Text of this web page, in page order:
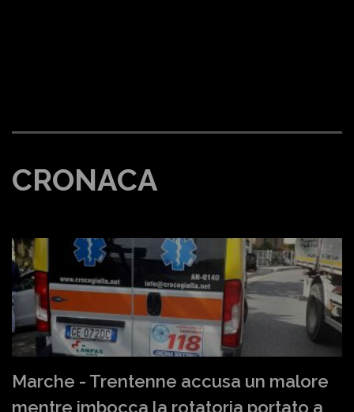
CRONACA
Marche - Trentenne accusa un malore
mentre imbocca la rotatoria portato a